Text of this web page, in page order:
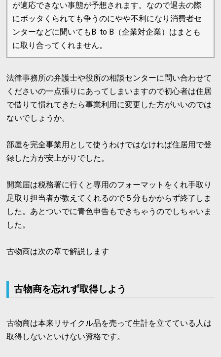
が適応できない事態が予想されます。なので退去の際
にボッタくられても争うのにやや不利になり消費者セ
ンターなどに聞いてもB to B（企業対企業）はまとも
に取り合ってくれません。
法律事務所の弁護士や役所の相談センターに問い合わせて
くださいの一点張りにあってしまいますので初心者は住居
で借りて慣れてきたら事業利用に変更した方がいいのでは
ないでしょうか。
部屋を完全事業用として使うわけではなければ住居用で登
録した方が安上がりでした。
開業届は税務署に行くと専用のフォーマットをくれ手取り
足取り担当者が教えてくれるので５分もかからず終了しま
した。あとついでに青色申告もできちゃうのでしちゃいま
した。
古物商は次の章で解説します
古物商を忘れず取得しよう
古物商は本来リサイクル品を売って生計を立てている人は
取得しないといけない資格です。